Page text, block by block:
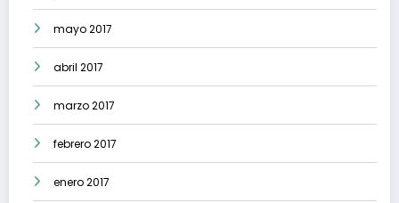
mayo 2017
abril 2017
marzo 2017
febrero 2017
enero 2017